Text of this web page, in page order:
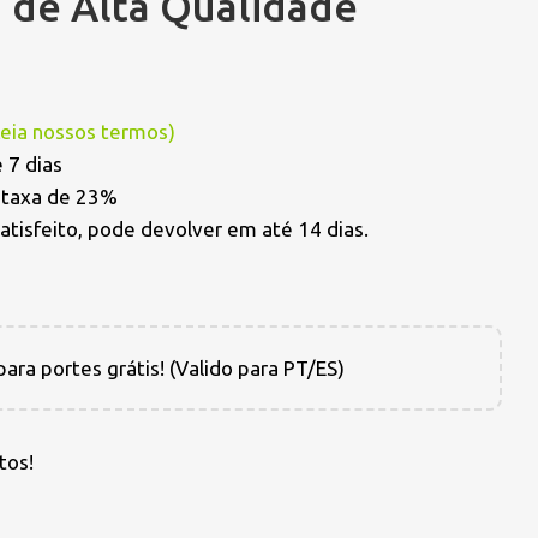
nossos termos)
7 dias
de 23%
pode devolver em até 14 dias.
portes grátis! (Valido para PT/ES)